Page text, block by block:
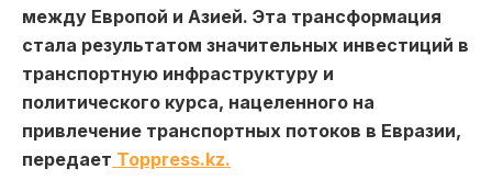
между Европой и Азией. Эта трансформация
стала результатом значительных инвестиций в
транспортную инфраструктуру и
политического курса, нацеленного на
привлечение транспортных потоков в Евразии,
передает Toppress.kz.